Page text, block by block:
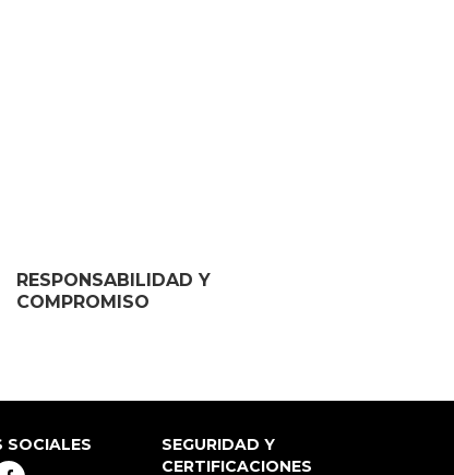
RESPONSABILIDAD Y
COMPROMISO
SOCIALES
SEGURIDAD Y
CERTIFICACIONES